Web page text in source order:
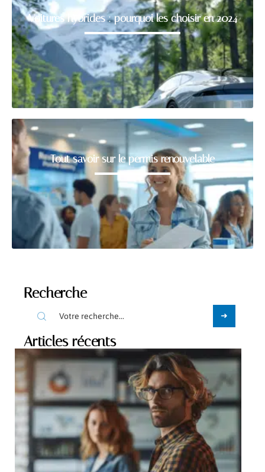
Voitures hybrides : pourquoi les choisir en 2024
Tout savoir sur le permis renouvelable
Recherche
Articles récents